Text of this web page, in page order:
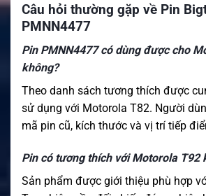
Câu hỏi thường gặp về Pin
PMNN4477
Pin PMNN4477 có dùng được cho
không?
Theo danh sách tương thích được
sử dụng với Motorola T82. Người
mã pin cũ, kích thước và vị trí tiếp
Pin có tương thích với Motorola T92
Sản phẩm được giới thiệu phù hợp